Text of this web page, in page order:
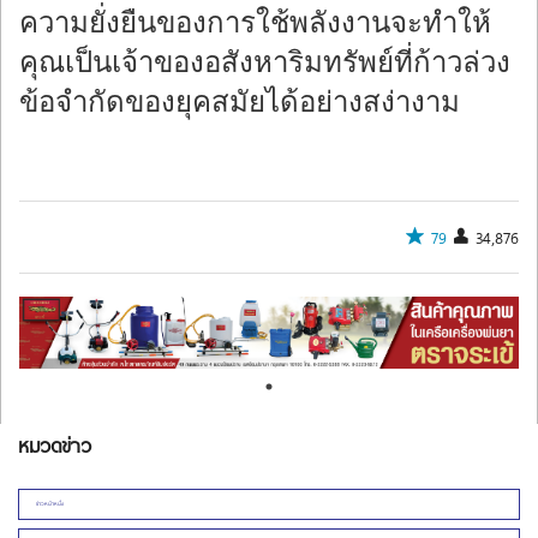
ความยั่งยืนของการใช้พลังงานจะทำให้
คุณเป็นเจ้าของอสังหาริมทรัพย์ที่ก้าวล่วง
ข้อจำกัดของยุคสมัยได้อย่างสง่างาม
79 34,876
หมวดข่าว
ข่าวหน้าหนึ่ง